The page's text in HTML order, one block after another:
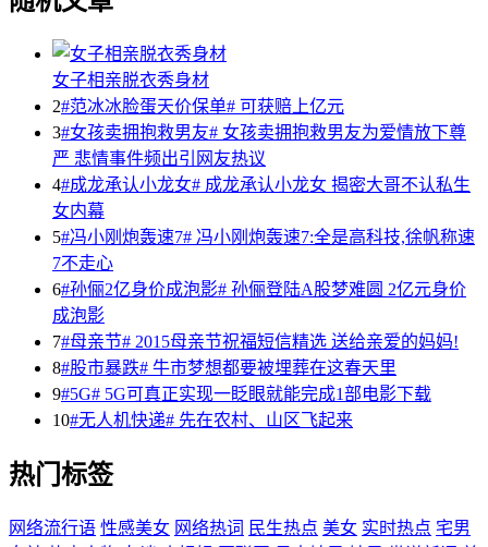
女子相亲脱衣秀身材
2#范冰冰脸蛋天价保单# 可获赔上亿元
3#女孩卖拥抱救男友# 女孩卖拥抱救男友为爱情放下尊
严 悲情事件频出引网友热议
4#成龙承认小龙女# 成龙承认小龙女 揭密大哥不认私生
女内幕
5#冯小刚炮轰速7# 冯小刚炮轰速7:全是高科技,徐帆称速
7不走心
6#孙俪2亿身价成泡影# 孙俪登陆A股梦难圆 2亿元身价
成泡影
7#母亲节# 2015母亲节祝福短信精选 送给亲爱的妈妈!
8#股市暴跌# 牛市梦想都要被埋葬在这春天里
9#5G# 5G可真正实现一眨眼就能完成1部电影下载
10#无人机快递# 先在农村、山区飞起来
热门标签
网络流行语 性感美女 网络热词 民生热点 美女 实时热点 宅男